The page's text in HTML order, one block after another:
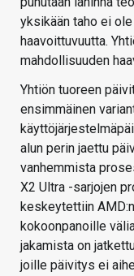
yksikään taho ei
haavoittuvuutta.
mahdollisuuden
Yhtiön tuoreen
ensimmäinen
alun perin jaettu
vanhemmista
X2 Ultra -sarjojen
keskeytettiin
kokoonpanoille
jakamista on
joille päivitys ei